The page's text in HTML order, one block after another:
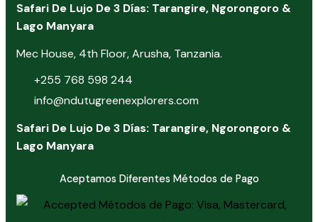
Safari De Lujo De 3 Días: Tarangire, Ngorongoro &
Lago Manyara
Mec House, 4th Floor, Arusha, Tanzania.
+255 768 598 244
info@ndutugreenexplorers.com
Safari De Lujo De 3 Días: Tarangire, Ngorongoro &
Lago Manyara
Aceptamos Diferentes Métodos de Pago